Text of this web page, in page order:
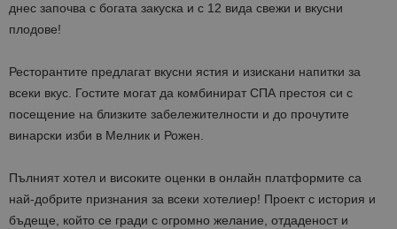
днес започва с богата закуска и с 12 вида свежи и вкусни
плодове!
Ресторантите предлагат вкусни ястия и изискани напитки за
всеки вкус. Гостите могат да комбинират СПА престоя си с
посещение на близките забележителности и до прочутите
винарски изби в Мелник и Рожен.
Пълният хотел и високите оценки в онлайн платформите са
най-добрите признания за всеки хотелиер! Проект с история и
бъдеще, който се гради с огромно желание, отдаденост и